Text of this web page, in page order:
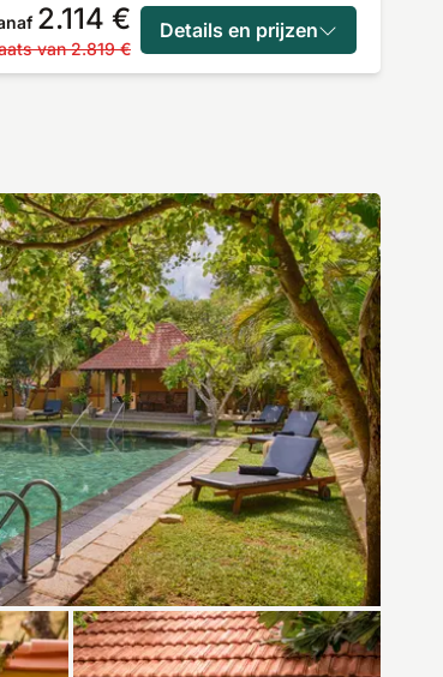
2.114 €
van 2.819 €
Details en prijzen